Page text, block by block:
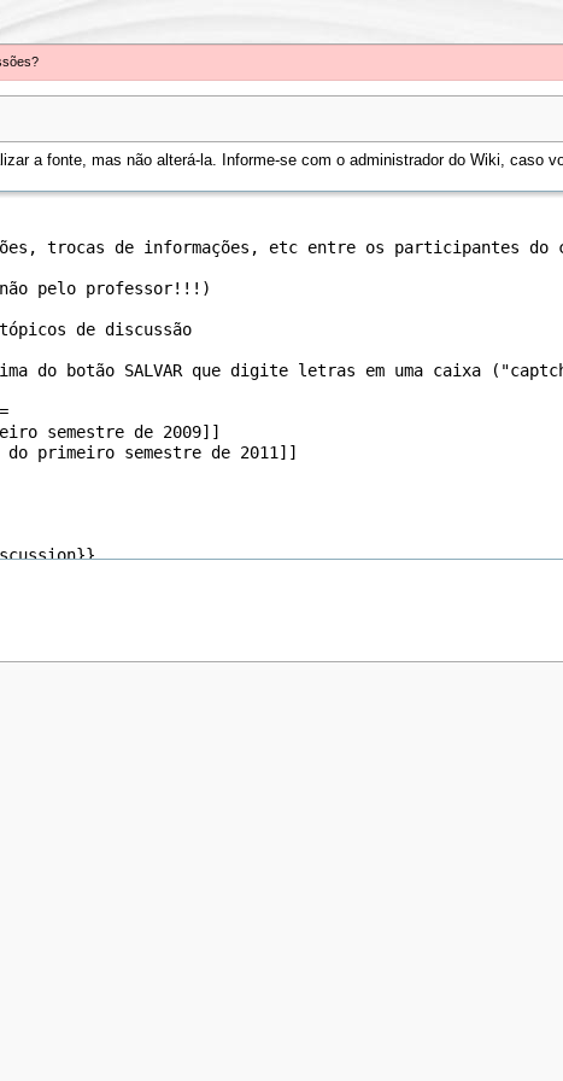
a fonte, mas não alterá-la. Informe-se com o administrador do Wiki, caso